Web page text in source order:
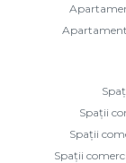
Spații
Spații
Spații